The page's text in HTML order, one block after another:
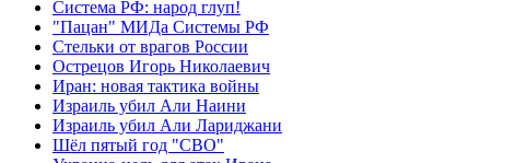
Система РФ: народ глуп!
"Пацан" МИДа Системы РФ
Стельки от врагов России
Острецов Игорь Николаевич
Иран: новая тактика войны
Израиль убил Али Наини
Израиль убил Али Лариджани
Шёл пятый год "СВО"